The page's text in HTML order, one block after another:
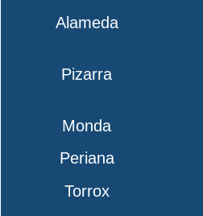
Alameda
Pizarra
Monda
Periana
Torrox